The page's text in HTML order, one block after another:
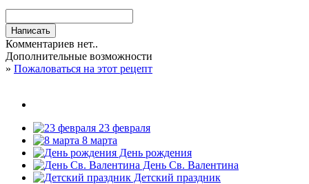
Комментариев нет..
Дополнительные возможности
» Пожаловаться на этот рецепт
23 февраля
8 марта
День рождения
День Св. Валентина
Детский праздник